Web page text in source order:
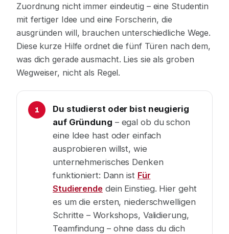
Zuordnung nicht immer eindeutig – eine Studentin
mit fertiger Idee und eine Forscherin, die
ausgründen will, brauchen unterschiedliche Wege.
Diese kurze Hilfe ordnet die fünf Türen nach dem,
was dich gerade ausmacht. Lies sie als groben
Wegweiser, nicht als Regel.
Du studierst oder bist neugierig
auf Gründung – egal ob du schon
eine Idee hast oder einfach
ausprobieren willst, wie
unternehmerisches Denken
funktioniert: Dann ist Für
Studierendedein Einstieg. Hier geht
es um die ersten, niederschwelligen
Schritte – Workshops, Validierung,
Teamfindung – ohne dass du dich